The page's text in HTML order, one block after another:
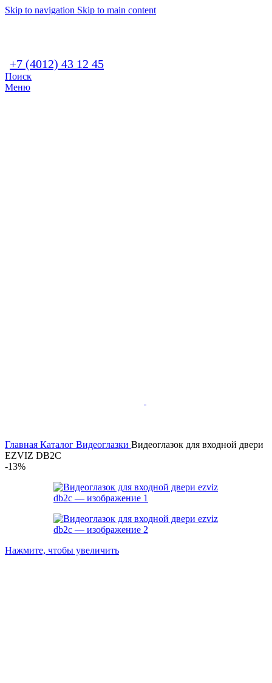
Skip to navigation Skip to main content
+7 (4012) 43 12 45
Поиск
Меню
Главная Каталог Видеоглазки Видеоглазок для входной двери
EZVIZ DB2C
-13%
Нажмите, чтобы увеличить